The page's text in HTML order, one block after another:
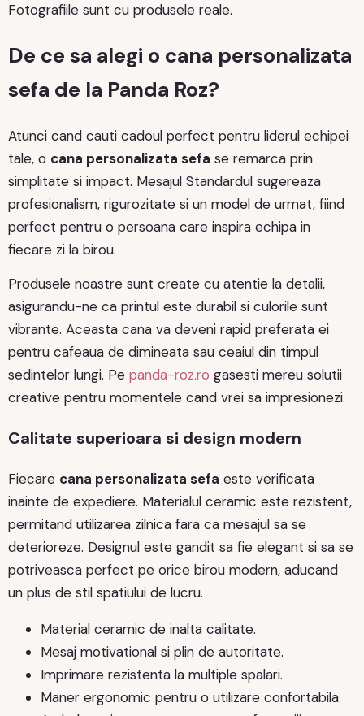
Fotografiile sunt cu produsele reale.
De ce sa alegi o cana personalizata
sefa de la Panda Roz?
Atunci cand cauti cadoul perfect pentru liderul echipei
tale, o cana personalizata sefa se remarca prin
simplitate si impact. Mesajul Standardul sugereaza
profesionalism, rigurozitate si un model de urmat, fiind
perfect pentru o persoana care inspira echipa in
fiecare zi la birou.
Produsele noastre sunt create cu atentie la detalii,
asigurandu-ne ca printul este durabil si culorile sunt
vibrante. Aceasta cana va deveni rapid preferata ei
pentru cafeaua de dimineata sau ceaiul din timpul
sedintelor lungi. Pe panda-roz.ro gasesti mereu solutii
creative pentru momentele cand vrei sa impresionezi.
Calitate superioara si design modern
Fiecare cana personalizata sefa este verificata
inainte de expediere. Materialul ceramic este rezistent,
permitand utilizarea zilnica fara ca mesajul sa se
deterioreze. Designul este gandit sa fie elegant si sa se
potriveasca perfect pe orice birou modern, aducand
un plus de stil spatiului de lucru.
Material ceramic de inalta calitate.
Mesaj motivational si plin de autoritate.
Imprimare rezistenta la multiple spalari.
Maner ergonomic pentru o utilizare confortabila.